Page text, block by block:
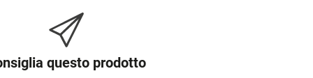
questo prodotto